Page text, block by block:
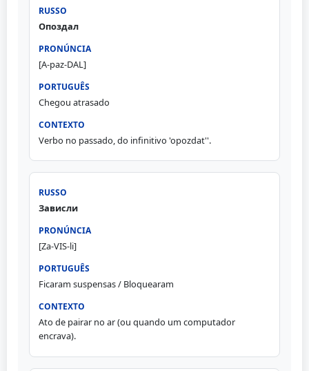
Опоздал
[A-paz-DAL]
Chegou atrasado
Verbo no passado, do infinitivo 'opozdat''.
Зависли
[Za-VIS-li]
Ficaram suspensas / Bloquearam
Ato de pairar no ar (ou quando um computador
encrava).